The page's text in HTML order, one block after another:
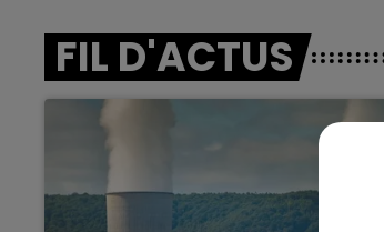
16h00 - 20h00
LE WEEK-END
FIL D'ACTUS